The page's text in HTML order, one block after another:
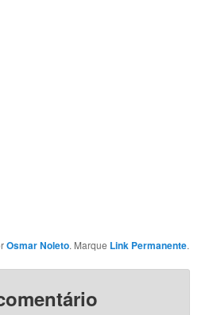
Osmar Noleto. Marque Link Permanente.